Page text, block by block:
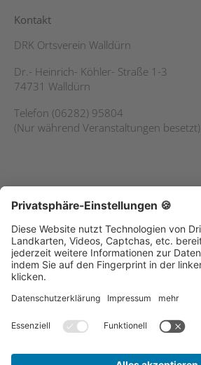
Kontakt
DRK Ortsverein Walldürn
Dr.- Heinrich- Köhler- Straße 1-3
74731 Walldürn
Telefon (06282) 95804
(Nur während Veranstaltungen besetzt)
Service
Kontakt
Sitemap
Datenschutz
Impressum